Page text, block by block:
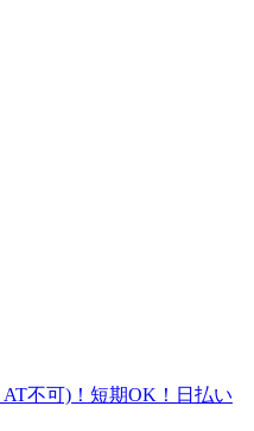
不可)！短期OK！日払い